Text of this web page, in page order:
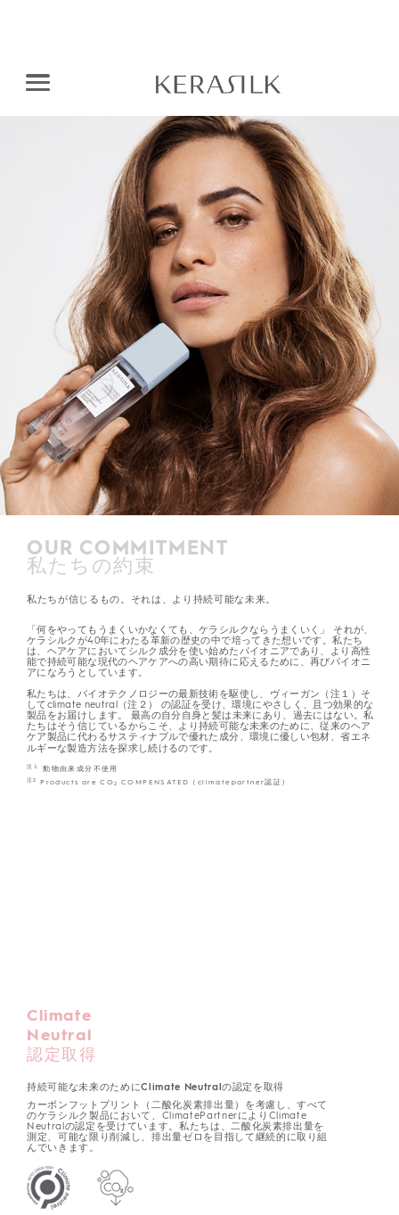
OUR COMMITMENT
私たちの約束
私たちが信じるもの。それは、より持続可能な未来。
「何をやってもうまくいかなくても、ケラシルクならうまくいく」 それが、
ケラシルクが40年にわたる革新の歴史の中で培ってきた想いです。私たち
は、ヘアケアにおいてシルク成分を使い始めたパイオニアであり、より高性
能で持続可能な現代のヘアケアへの高い期待に応えるために、再びパイオニ
アになろうとしています。
私たちは、バイオテクノロジーの最新技術を駆使し、ヴィーガン（注１）そ
してclimate neutral（注２） の認証を受け、環境にやさしく、且つ効果的な
製品をお届けします。 最高の自分自身と髪は未来にあり、過去にはない。私
たちはそう信じているからこそ、より持続可能な未来のために、従来のヘア
ケア製品に代わるサスティナブルで優れた成分、環境に優しい包材、省エネ
ルギーな製造方法を探求し続けるのです。
注１ 動物由来成分不使用
注2 Products are CO2 COMPENSATED（climatepartner認証）
Climate
Neutral
認定取得
持続可能な未来のためにClimate Neutralの認定を取得
カーボンフットプリント（二酸化炭素排出量）を考慮し、すべて
のケラシルク製品において、ClimatePartnerによりClimate
Neutralの認定を受けています。私たちは、二酸化炭素排出量を
測定、可能な限り削減し、排出量ゼロを目指して継続的に取り組
んでいきます。